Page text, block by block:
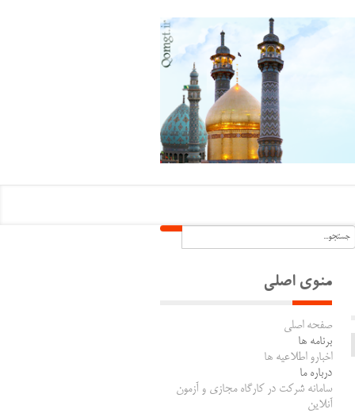
منوی اصلی
صفحه اصلی
برنامه ها
اخبارو اطلاعیه ها
درباره ما
سامانه شرکت در کارگاه مجازی و آزمون
آنلاین